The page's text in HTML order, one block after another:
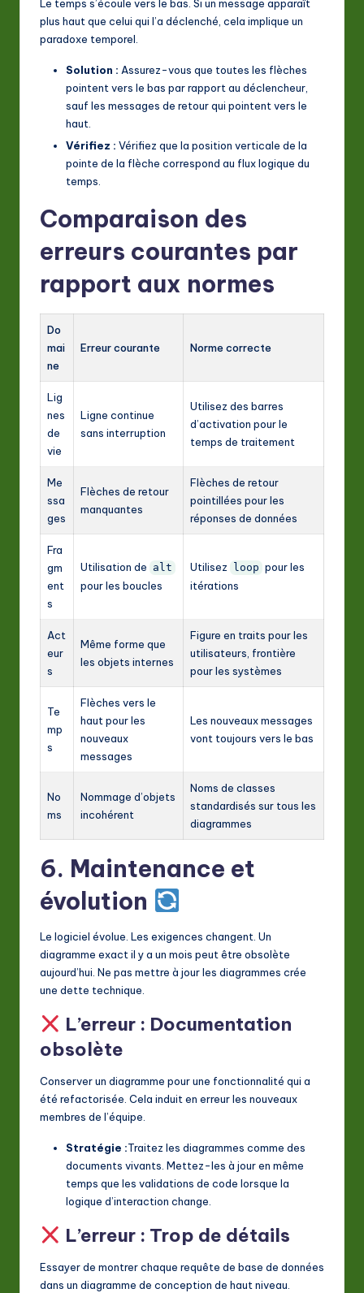
Le temps s’écoule vers le bas. Si un message apparaît
plus haut que celui qui l’a déclenché, cela implique un
paradoxe temporel.
Solution : Assurez-vous que toutes les flèches
pointent vers le bas par rapport au déclencheur,
sauf les messages de retour qui pointent vers le
haut.
Vérifiez : Vérifiez que la position verticale de la
pointe de la flèche correspond au flux logique du
temps.
Comparaison des
erreurs courantes par
rapport aux normes
Do
mai
ne
Erreur courante Norme correcte
Lig
nes
de
vie
Ligne continue
sans interruption
Utilisez des barres
d’activation pour le
temps de traitement
Me
ssa
ges
Flèches de retour
manquantes
Flèches de retour
pointillées pour les
réponses de données
Fra
gm
ent
s
Utilisation de alt
pour les boucles
Utilisez loop pour les
itérations
Act
eur
s
Même forme que
les objets internes
Figure en traits pour les
utilisateurs, frontière
pour les systèmes
Te
mp
s
Flèches vers le
haut pour les
nouveaux
messages
Les nouveaux messages
vont toujours vers le bas
No
ms
Nommage d’objets
incohérent
Noms de classes
standardisés sur tous les
diagrammes
6. Maintenance et
évolution
Le logiciel évolue. Les exigences changent. Un
diagramme exact il y a un mois peut être obsolète
aujourd’hui. Ne pas mettre à jour les diagrammes crée
une dette technique.
L’erreur : Documentation
obsolète
Conserver un diagramme pour une fonctionnalité qui a
été refactorisée. Cela induit en erreur les nouveaux
membres de l’équipe.
Stratégie :Traitez les diagrammes comme des
documents vivants. Mettez-les à jour en même
temps que les validations de code lorsque la
logique d’interaction change.
L’erreur : Trop de détails
Essayer de montrer chaque requête de base de données
dans un diagramme de conception de haut niveau.